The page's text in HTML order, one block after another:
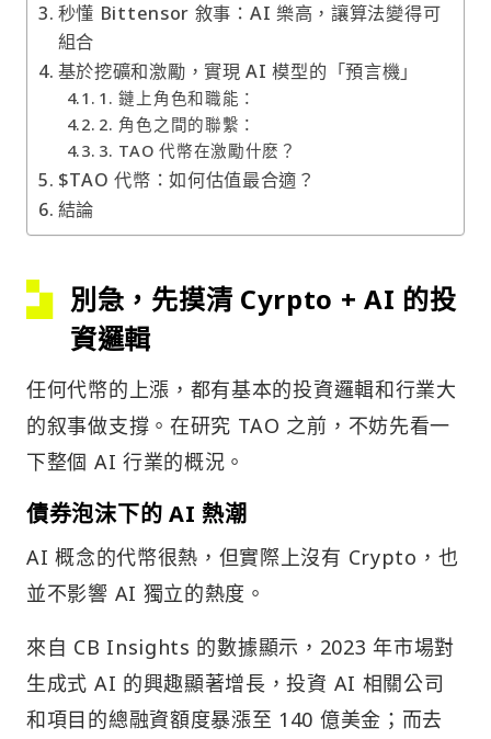
秒懂 Bittensor 敘事：AI 樂高，讓算法變得可
組合
基於挖礦和激勵，實現 AI 模型的「預言機」
1. 鏈上角色和職能：
2. 角色之間的聯繫：
3. TAO 代幣在激勵什麽？
$TAO 代幣：如何估值最合適？
結論
別急，先摸清 Cyrpto + AI 的投
資邏輯
任何代幣的上漲，都有基本的投資邏輯和行業大
的叙事做支撐。在研究 TAO 之前，不妨先看一
下整個 AI 行業的概況。
債券泡沫下的 AI 熱潮
AI 概念的代幣很熱，但實際上沒有 Crypto，也
並不影響 AI 獨立的熱度。
來自 CB Insights 的數據顯示，2023 年市場對
生成式 AI 的興趣顯著增長，投資 AI 相關公司
和項目的總融資額度暴漲至 140 億美金；而去